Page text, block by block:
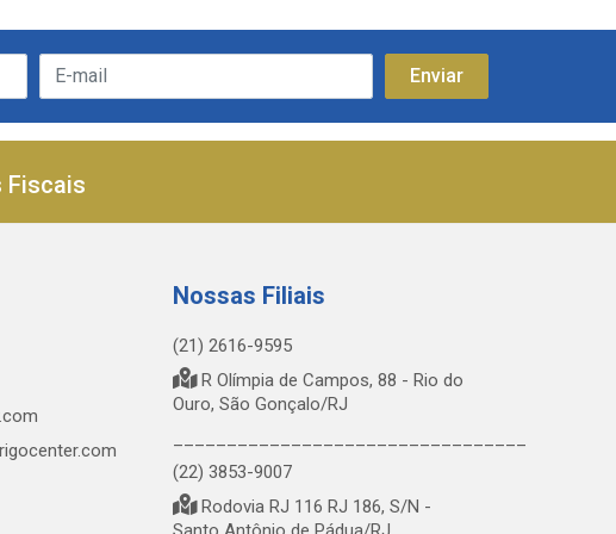
Fiscais
Nossas Filiais
(21) 2616-9595
R Olímpia de Campos, 88 - Rio do
Ouro, São Gonçalo/RJ
(22) 3853-9007
Rodovia RJ 116 RJ 186, S/N -